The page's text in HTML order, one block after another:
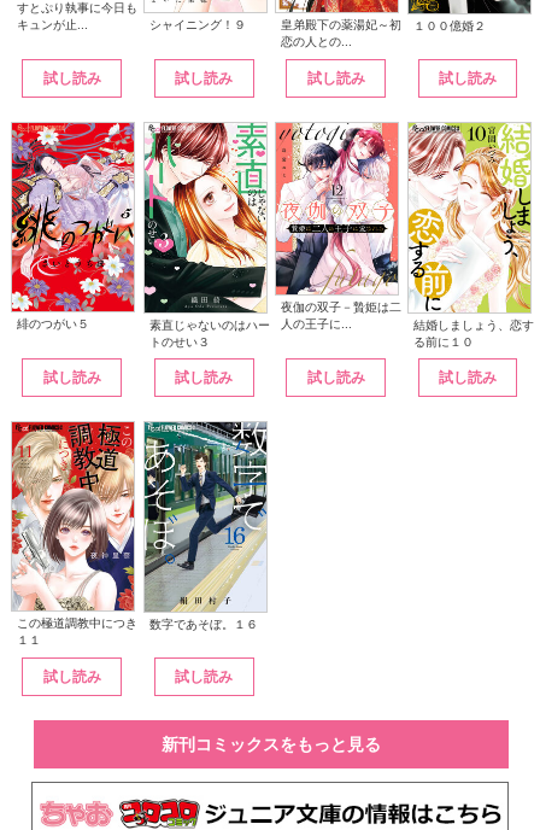
すとぷり執事に今日も
キュンが止...
試し読み
シャイニング！９
試し読み
皇弟殿下の薬湯妃～初
恋の人との...
試し読み
１００億婚２
試し読み
緋のつがい５
試し読み
素直じゃないのはハー
トのせい３
試し読み
夜伽の双子－贄姫は二
人の王子に...
試し読み
結婚しましょう、恋す
る前に１０
試し読み
この極道調教中につき
１１
試し読み
数字であそぼ。１６
試し読み
新刊コミックスをもっと見る